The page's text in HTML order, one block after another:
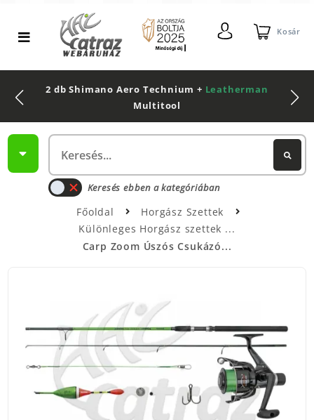
Kosár
2 db Shimano Aero Technium + Leatherman
Multitool
Keresés ebben a kategóriában
Főoldal
Horgász Szettek
Különleges Horgász szettek
Carp Zoom Úszós Csukázó...